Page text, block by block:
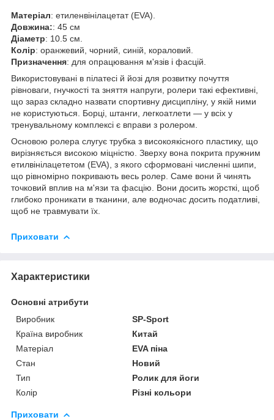
Матеріал: етиленвінілацетат (EVA).
Довжина:: 45 см
Діаметр: 10.5 см.
Колір: оранжевий, чорний, синій, кораловий.
Призначення: для опрацювання м'язів і фасцій.
Використовувані в пілатесі й йозі для розвитку почуття
рівноваги, гнучкості та зняття напруги, ролери такі ефективні,
що зараз складно назвати спортивну дисципліну, у якій ними
не користуються. Борці, штанги, легкоатлети — у всіх у
тренувальному комплексі є вправи з ролером.
Основою ролера слугує трубка з високоякісного пластику, що
вирізняється високою міцністю. Зверху вона покрита пружним
етилвінілацететом (EVA), з якого сформовані численні шипи,
що рівномірно покривають весь ролер. Саме вони й чинять
точковий вплив на м'язи та фасцію. Вони досить жорсткі, щоб
глибоко проникати в тканини, але водночас досить податливі,
щоб не травмувати їх.
Приховати
Характеристики
Основні атрибути
Виробник
SP-Sport
Країна виробник
Китай
Матеріал
EVA піна
Стан
Новий
Тип
Ролик для йоги
Колір
Різні кольори
Приховати